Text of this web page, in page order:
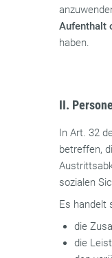
Aufenthalt
haben.
II.
In Art. 32
betreffen,
sozialen
Es handelt
die
die